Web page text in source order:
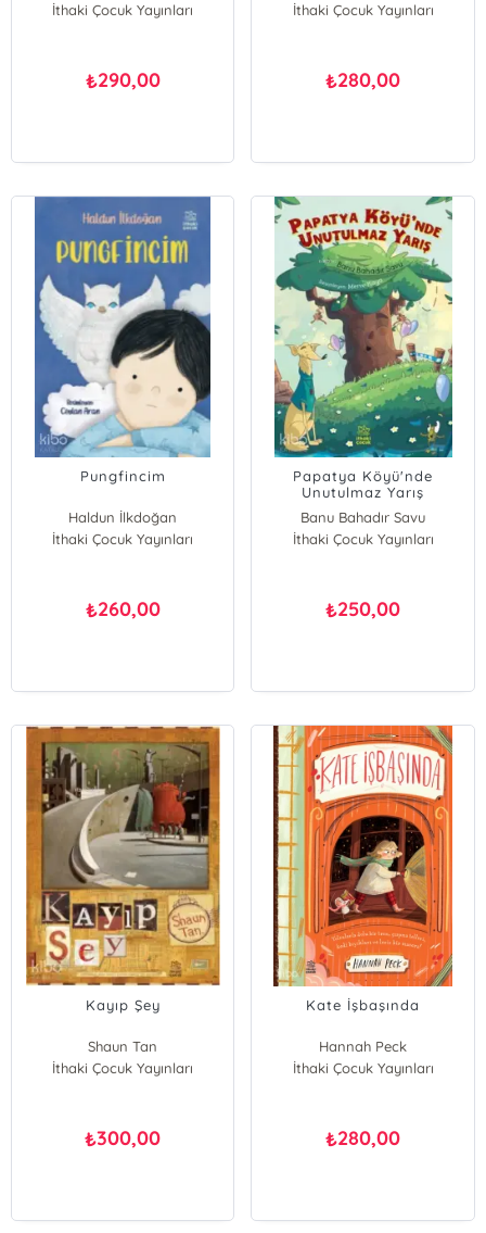
İthaki Çocuk Yayınları
₺290,00
İthaki Çocuk Yayınları
₺280,00
Pungfincim
Haldun İlkdoğan
İthaki Çocuk Yayınları
₺260,00
Papatya Köyü'nde
Unutulmaz Yarış
Banu Bahadır Savu
İthaki Çocuk Yayınları
₺250,00
Kayıp Şey
Shaun Tan
İthaki Çocuk Yayınları
₺300,00
Kate İşbaşında
Hannah Peck
İthaki Çocuk Yayınları
₺280,00